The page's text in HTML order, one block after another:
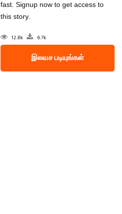
fast. Signup now to get access to
this story.
12.8k 6.7k
இலவச படியுங்கள்